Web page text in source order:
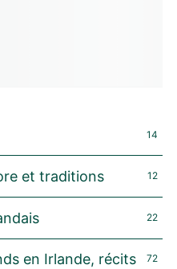
14
et traditions 12
22
en Irlande, récits 72